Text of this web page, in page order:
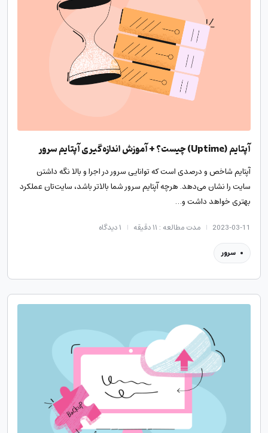
آپتایم (Uptime) چیست؟ + آموزش اندازه‌گیری آپتایم سرور
آپتایم شاخص و درصدی است که توانایی سرور در اجرا و بالا نگه داشتن
سایت را نشان می‌دهد. هرچه آپتایم سرور شما بالاتر باشد، سایت‌تان عملکرد
بهتری خواهد داشت و…
2023-03-11 مدت مطالعه : ۱۱ دقیقه ۱دیدگاه
سرور